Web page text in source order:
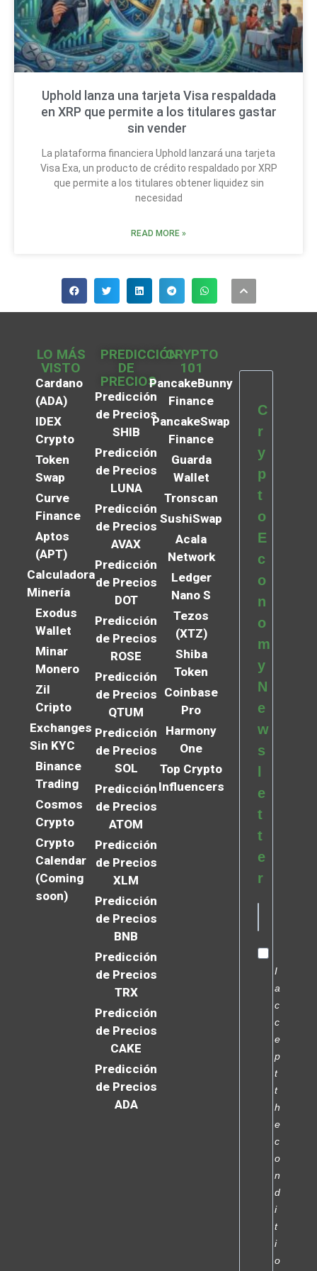
Uphold lanza una tarjeta Visa respaldada
en XRP que permite a los titulares gastar
sin vender
La plataforma financiera Uphold lanzará una tarjeta
Visa Exa, un producto de crédito respaldado por XRP
que permite a los titulares obtener liquidez sin
necesidad
READ MORE »
LO MÁS
VISTO
Cardano
(ADA)
IDEX
Crypto
Token
Swap
Curve
Finance
Aptos
(APT)
Calculadora
Minería
Exodus
Wallet
Minar
Monero
Zil
Cripto
Exchanges
Sin KYC
Binance
Trading
Cosmos
Crypto
Crypto
Calendar
(Coming
soon)
PREDICCIÓN
DE
PRECIOS
Predicción
de Precios
SHIB
Predicción
de Precios
LUNA
Predicción
de Precios
AVAX
Predicción
de Precios
DOT
Predicción
de Precios
ROSE
Predicción
de Precios
QTUM
Predicción
de Precios
SOL
Predicción
de Precios
ATOM
Predicción
de Precios
XLM
Predicción
de Precios
BNB
Predicción
de Precios
TRX
Predicción
de Precios
CAKE
Predicción
de Precios
ADA
CRYPTO
101
PancakeBunny
Finance
PancakeSwap
Finance
Guarda
Wallet
Tronscan
SushiSwap
Acala
Network
Ledger
Nano S
Tezos
(XTZ)
Shiba
Token
Coinbase
Pro
Harmony
One
Top Crypto
Influencers
C
r
y
p
t
o
E
c
o
n
o
m
y
N
e
w
s
e
t
t
e
r
I
a
c
c
e
p
t
t
h
e
c
o
n
d
i
t
i
o